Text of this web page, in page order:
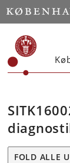
FOLD ALLE